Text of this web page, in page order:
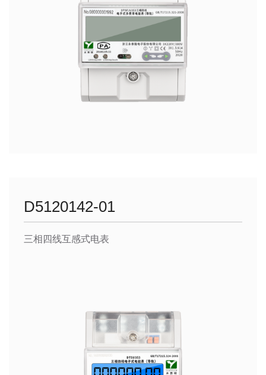
D5120142-01
三相四线互感式电表